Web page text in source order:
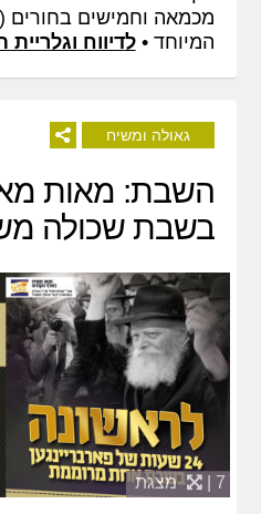
מכמאה וחמישים בחורים
המיוחד •לדיווח וגלריית
גאולה ומשיח
השבת: מאות
בשבת שכולה
7 | מצגת